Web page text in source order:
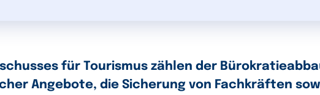
für Tourismus zählen der
Angebote, die Sicherung von Fachkräften